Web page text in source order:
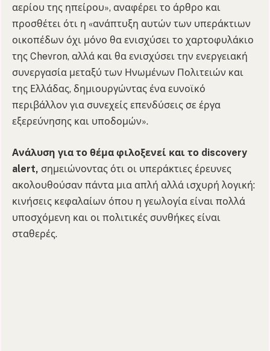
αερίου της ηπείρου», αναφέρει το άρθρο και
προσθέτει ότι η «ανάπτυξη αυτών των υπεράκτιων
οικοπέδων όχι μόνο θα ενισχύσει το χαρτοφυλάκιο
της Chevron, αλλά και θα ενισχύσει την ενεργειακή
συνεργασία μεταξύ των Ηνωμένων Πολιτειών και
της Ελλάδας, δημιουργώντας ένα ευνοϊκό
περιβάλλον για συνεχείς επενδύσεις σε έργα
εξερεύνησης και υποδομών».
Ανάλυση για το θέμα φιλοξενεί και το discovery
alert, σημειώνοντας ότι οι υπεράκτιες έρευνες
ακολουθούσαν πάντα μια απλή αλλά ισχυρή λογική:
κινήσεις κεφαλαίων όπου η γεωλογία είναι πολλά
υποσχόμενη και οι πολιτικές συνθήκες είναι
σταθερές.